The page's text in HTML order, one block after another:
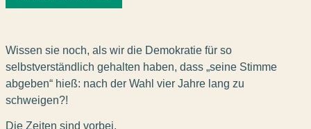
Wissen sie noch, als wir die Demokratie für so
selbstverständlich gehalten haben, dass „seine Stimme
abgeben“ hieß: nach der Wahl vier Jahre lang zu
schweigen?!
Die Zeiten sind vorbei.